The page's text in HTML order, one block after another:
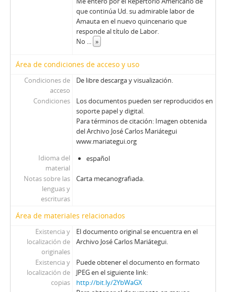
que continúa Ud. su admirable labor de
Amauta en el nuevo quincenario que
responde al título de Labor.
No ... »
Área de condiciones de acceso y uso
Condiciones de
acceso
De libre descarga y visualización.
Condiciones
Los documentos pueden ser reproducidos en
soporte papel y digital.
Para términos de citación: Imagen obtenida
del Archivo José Carlos Mariátegui
www.mariategui.org
Idioma del
material
español
Notas sobre las
lenguas y
escrituras
Carta mecanografiada.
Área de materiales relacionados
Existencia y
localización de
originales
El documento original se encuentra en el
Archivo José Carlos Mariátegui.
Existencia y
localización de
copias
Puede obtener el documento en formato
JPEG en el siguiente link:
http://bit.ly/2YbWaGX